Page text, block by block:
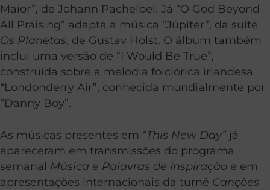
Maior”, de Johann Pachelbel. Já “O God Beyond
All Praising” adapta a música “Júpiter”, da suíte
Os Planetas, de Gustav Holst. O álbum também
inclui uma versão de “I Would Be True”,
construída sobre a melodia folclórica irlandesa
“Londonderry Air”, conhecida mundialmente por
“Danny Boy”.
As músicas presentes em “This New Day”já
apareceram em transmissões do programa
semanal Música e Palavras de Inspiração e em
apresentações internacionais da turnê Canções